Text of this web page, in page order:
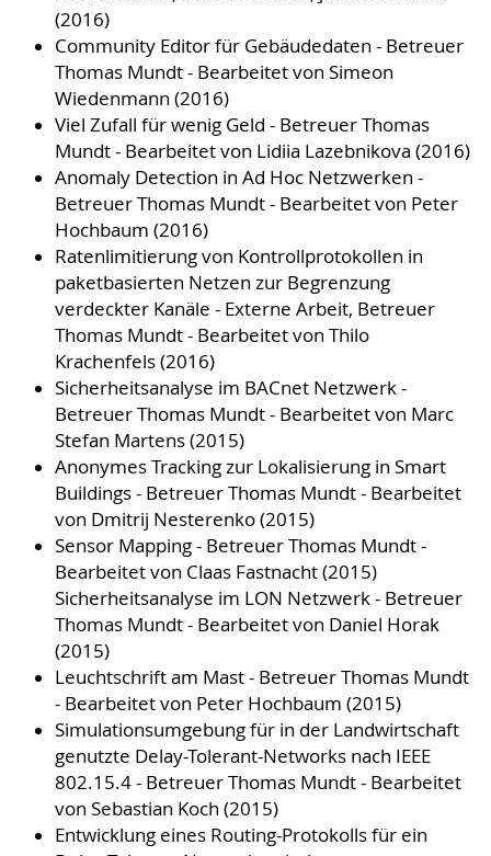
(2016)
Community Editor für Gebäudedaten - Betreuer
Thomas Mundt - Bearbeitet von Simeon
Wiedenmann (2016)
Viel Zufall für wenig Geld - Betreuer Thomas
Mundt - Bearbeitet von Lidiia Lazebnikova (2016)
Anomaly Detection in Ad Hoc Netzwerken -
Betreuer Thomas Mundt - Bearbeitet von Peter
Hochbaum (2016)
Ratenlimitierung von Kontrollprotokollen in
paketbasierten Netzen zur Begrenzung
verdeckter Kanäle - Externe Arbeit, Betreuer
Thomas Mundt - Bearbeitet von Thilo
Krachenfels (2016)
Sicherheitsanalyse im BACnet Netzwerk -
Betreuer Thomas Mundt - Bearbeitet von Marc
Stefan Martens (2015)
Anonymes Tracking zur Lokalisierung in Smart
Buildings - Betreuer Thomas Mundt - Bearbeitet
von Dmitrij Nesterenko (2015)
Sensor Mapping - Betreuer Thomas Mundt -
Bearbeitet von Claas Fastnacht (2015)
Sicherheitsanalyse im LON Netzwerk - Betreuer
Thomas Mundt - Bearbeitet von Daniel Horak
(2015)
Leuchtschrift am Mast - Betreuer Thomas Mundt
- Bearbeitet von Peter Hochbaum (2015)
Simulationsumgebung für in der Landwirtschaft
genutzte Delay-Tolerant-Networks nach IEEE
802.15.4 - Betreuer Thomas Mundt - Bearbeitet
von Sebastian Koch (2015)
Entwicklung eines Routing-Protokolls für ein